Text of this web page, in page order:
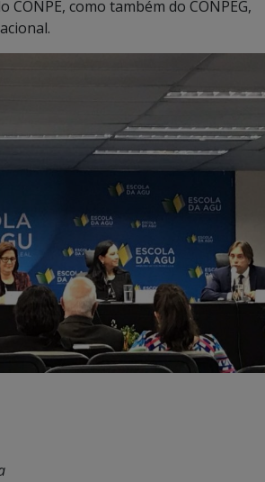
CONPE, como também do CONPEG,